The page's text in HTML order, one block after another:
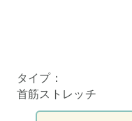
タイプ：
首筋ストレッチ